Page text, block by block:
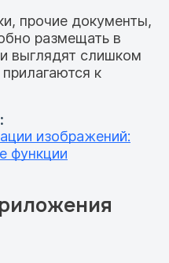
прочие документы,
размещать в
выглядят слишком
к
изображений:
функции